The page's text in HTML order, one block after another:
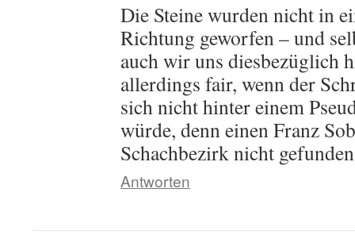
Die Steine wurden nicht in
Richtung geworfen – und
auch wir uns diesbezüglich
allerdings fair, wenn der
sich nicht hinter einem
würde, denn einen Franz
Schachbezirk nicht
Antworten